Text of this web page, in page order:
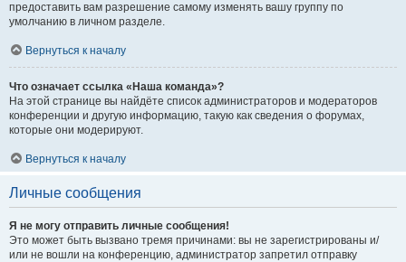
предоставить вам разрешение самому изменять вашу группу по
умолчанию в личном разделе.
Вернуться к началу
Что означает ссылка «Наша команда»?
На этой странице вы найдёте список администраторов и модераторов
конференции и другую информацию, такую как сведения о форумах,
которые они модерируют.
Вернуться к началу
Личные сообщения
Я не могу отправить личные сообщения!
Это может быть вызвано тремя причинами: вы не зарегистрированы и/
или не вошли на конференцию, администратор запретил отправку